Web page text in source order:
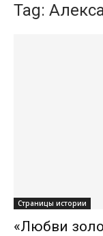
Tag:
Страницы истории
«Любви